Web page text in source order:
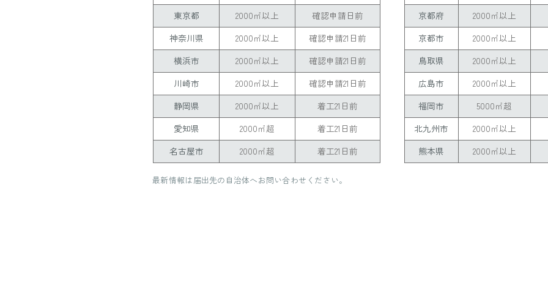
東京都
2000㎡以上
確認申請日前
神奈川県
2000㎡以上
確認申請21日前
横浜市
2000㎡以上
確認申請21日前
川崎市
2000㎡以上
確認申請21日前
静岡県
2000㎡以上
着工21日前
愛知県
2000㎡超
着工21日前
名古屋市
2000㎡超 着工21日前
京都府 2000㎡以上
京都市
2000㎡以上
鳥取県
2000㎡以上
広島市
2000㎡以上
福岡市
5000㎡超
北九州市
2000㎡以上
熊本県
2000㎡以上
最新情報は届出先の自治体へお問い合わせください。